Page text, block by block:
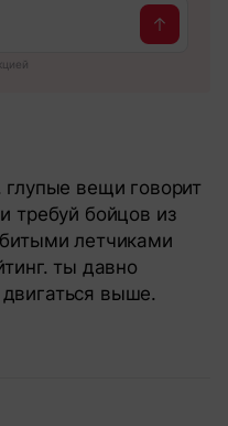
глупые вещи говорит
требуй бойцов из
летчиками
ты давно
выше.